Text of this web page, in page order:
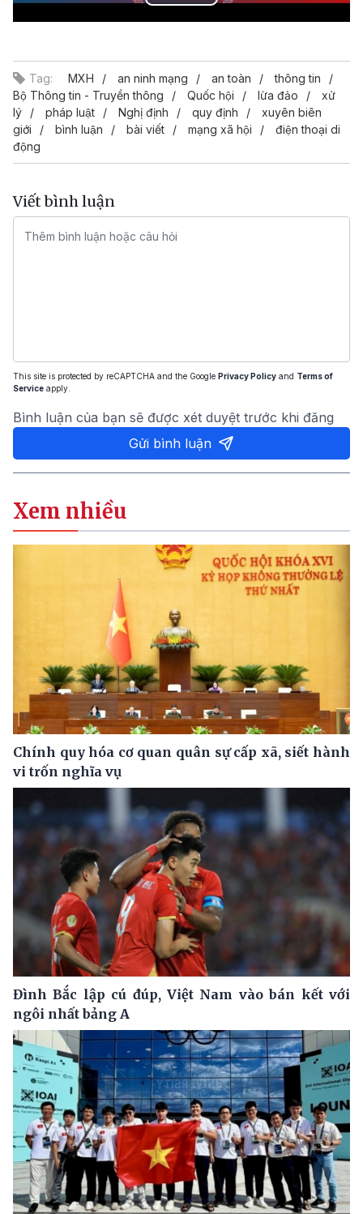
Tag: MXH an ninh mạng an toàn
thông tin
Bộ Thông tin - Truyền thông
Quốc hội lừa đảo
xử
lý
pháp luật Nghị định quy định
xuyên biên
giới
bình luận bài viết mạng xã hội
điện thoại di
động
Viết bình luận
This site is protected by reCAPTCHA and the Google Privacy Policy and Terms of
Service apply.
Bình luận của bạn sẽ được xét duyệt trước khi đăng
Gửi bình luận
Xem nhiều
Chính quy hóa cơ quan quân sự cấp xã, siết hành
vi trốn nghĩa vụ
Đình Bắc lập cú đúp, Việt Nam vào bán kết với
ngôi nhất bảng A